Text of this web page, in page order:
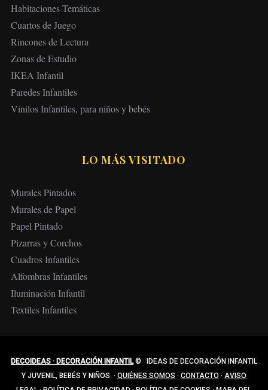
Habitaciones Temáticas
Cuartos de Juego
Rincones de Lectura
Zonas de Estudio
IKEA Infantil
Paredes Infantiles
Vinilos Infantiles, para niños y bebés
LO MÁS VISITADO
Murales Pintados
Murales de Papel
Papel Pintado
Pizarras y Corchos
Cuadros Infantiles
Alfombras Infantiles
Iluminación Infantil
Textiles Infantiles
DECOIDEAS · DECORACIÓN INFANTIL© ·
IDEAS DE DECORACIÓN INFANTIL
Y JUVENIL, BEBÉS Y NIÑOS. · QUIÉNES SOMOS · CONTACTO · AVISO